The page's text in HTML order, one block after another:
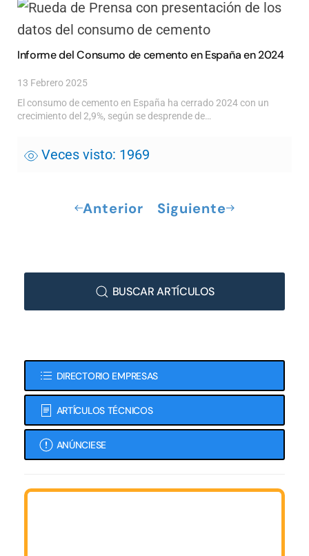
Informe del Consumo de cemento en España en 2024
13 Febrero 2025
El consumo de cemento en España ha cerrado 2024 con un
crecimiento del 2,9%, según se desprende de…
Veces visto: 1969
Anterior Siguiente
BUSCAR ARTÍCULOS
DIRECTORIO EMPRESAS
ARTÍCULOS TÉCNICOS
ANÚNCIESE